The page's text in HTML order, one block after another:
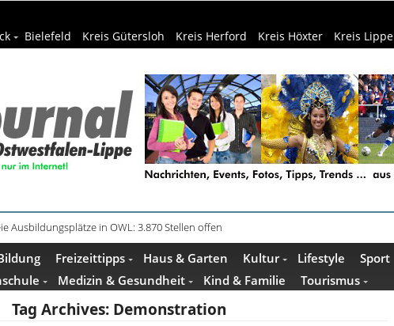
Bielefeld Kreis Gütersloh Kreis Herford Kreis Höxter Kreis Lippe
Ausbildungsplätze in OWL: 3.870 Stellen offen
in Küche und Bad schont Ressourcen
Freizeittipps Haus & Garten Kultur Lifestyle Sport
Medizin & Gesundheit Kind & Familie Tourismus
Tag Archives: Demonstration